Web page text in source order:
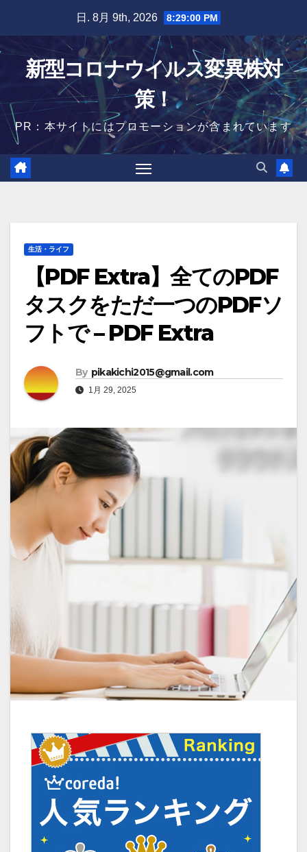
content
日. 8月 9th, 2026 8:29:01 PM
新型コロナウイルス変異株対
策！
PR：本サイトにはプロモーションが含まれています
生活・ライフ
【PDF Extra】全てのPDF
タスクをただ一つのPDFソ
フトで – PDF Extra
By pikakichi2015@gmail.com
1月 29, 2025